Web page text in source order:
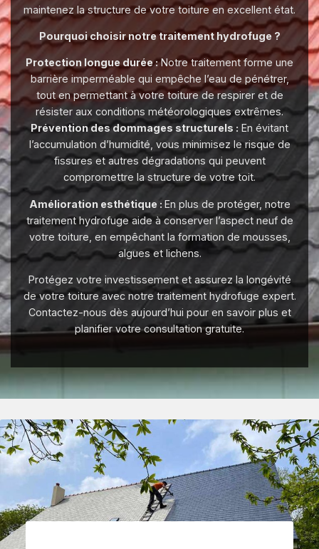
maintenez la structure de votre toiture en excellent état.
Pourquoi choisir notre traitement hydrofuge ?
Protection longue durée :Notre traitement forme une
barrière imperméable qui empêche l’eau de pénétrer,
tout en permettant à votre toiture de respirer et de
résister aux conditions météorologiques extrêmes.
Prévention des dommages structurels : En évitant
l’accumulation d’humidité, vous minimisez le risque de
fissures et autres dégradations qui peuvent
compromettre la structure de votre toit.
Amélioration esthétique : En plus de protéger, notre
traitement hydrofuge aide à conserver l’aspect neuf de
votre toiture, en empêchant la formation de mousses,
algues et lichens.
Protégez votre investissement et assurez la longévité
de votre toiture avec notre traitement hydrofuge expert.
Contactez-nous dès aujourd’hui pour en savoir plus et
planifier votre consultation gratuite.